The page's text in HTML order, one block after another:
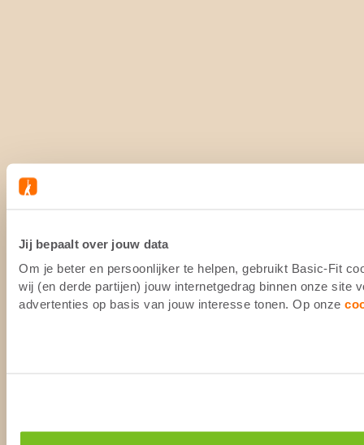
Jij bepaalt over jouw data
Om je beter en persoonlijker te helpen, gebruikt Basic-Fit
wij (en derde partijen) jouw internetgedrag binnen onze site
advertenties op basis van jouw interesse tonen. Op onze